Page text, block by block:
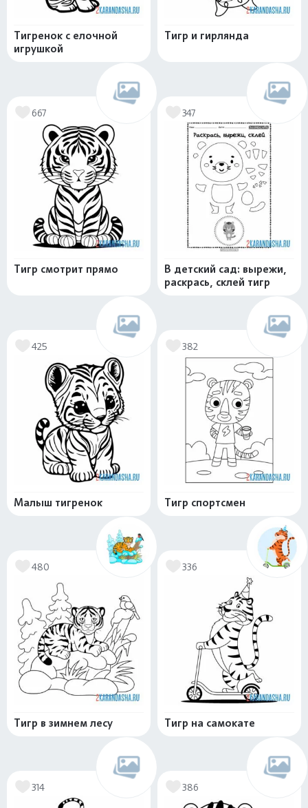
Тигренок с елочной
игрушкой
Тигр и гирлянда
667
Тигр смотрит прямо
347
В детский сад: вырежи,
раскрась, склей тигр
425
Малыш тигренок
382
Тигр спортсмен
480
Тигр в зимнем лесу
336
Тигр на самокате
314 386